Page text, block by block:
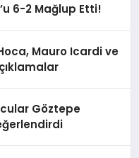
6-2 Mağlup Etti!
Mauro Icardi ve
Göztepe